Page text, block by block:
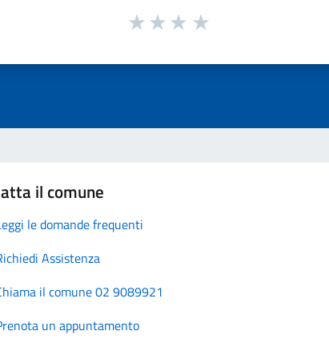
il comune
le domande frequenti
Assistenza
il comune 02 9089921
un appuntamento